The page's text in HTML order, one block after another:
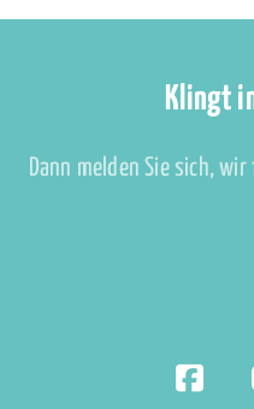
Klingt
Dann melden Sie sich,